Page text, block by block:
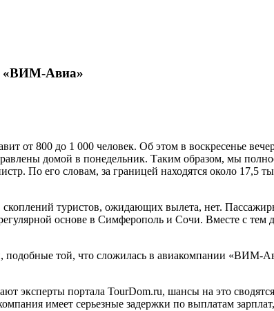
«ВИМ-Авиа»
от 800 до 1 000 человек. Об этом в воскресенье
домой в понедельник. Таким образом, мы
По его словам, за границей находятся около 17,5
скоплений туристов, ожидающих вылета, нет.
основе в Симферополь и Сочи. Вместе с тем
подобные той, что сложилась в авиакомпании «ВИМ-
эксперты портала TourDom.ru, шансы на это
имеет серьезные задержки по выплатам